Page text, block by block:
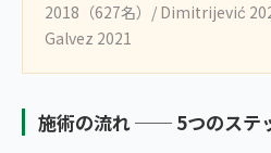
2018（627名）/ Dimitrijević
Galvez 2021
施術の流れ ── 5つのステ